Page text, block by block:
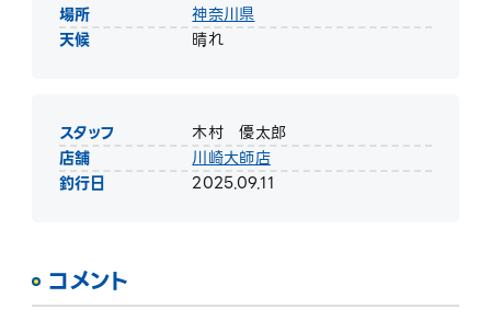
場所
神奈川県
天候
晴れ
スタッフ
木村 優太郎
店舗
川崎大師店
釣行日
2025.09.11
コメント